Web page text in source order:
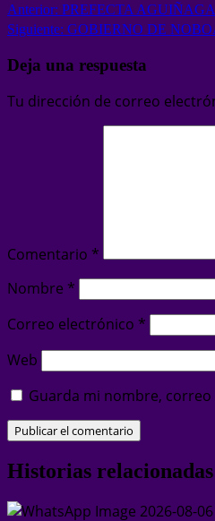
Anterior: PREFECTA
Siguiente: GOBIERNO DE
Deja una respuesta
Tu dirección de correo
Comentario *
Nombre *
Correo electrónico *
Web
Guarda mi nombre,
Historias relacionadas